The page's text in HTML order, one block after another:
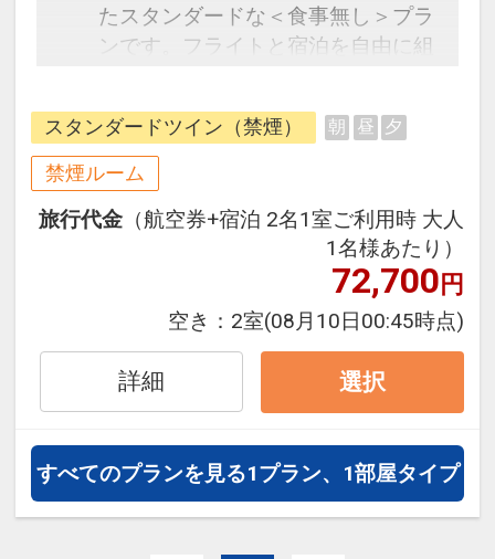
たスタンダードな＜食事無し＞プラ
ンです。フライトと宿泊を自由に組
ージだから、一都市滞在はもちろん
周遊旅行にも最適！
旅行期間中の1泊だけの宿泊や延
泊・飛び泊なども自由自在です。
フライトは、安心のJAL（または
JALグループ）確約！フライトマイ
オプションでレンタカーや現地交
約）が可能なプランもございます。
スタンダードツイン（禁煙） 朝 昼 夕
禁煙ルーム
旅行代金 （航空券+宿泊 2名1室ご利用時 大人
1名様あたり）
72,700円
空き： 2室(08月10日00:45時点)
詳細 選択
すべてのプランを見る1プラン、1部屋タイプ